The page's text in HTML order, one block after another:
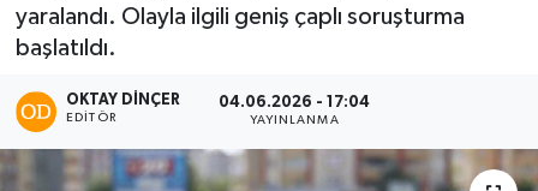
yaralandı. Olayla ilgili geniş çaplı soruşturma
başlatıldı.
OKTAY DİNÇER
EDITÖR
04.06.2026 - 17:04
YAYINLANMA